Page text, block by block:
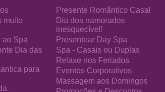
muito
ao Spa
Dia das
para
Presente Romântico Casal
Dia dos namorados
inesquecível!
Presentear Day Spa
Spa - Casais ou Duplas
Relaxe nos Feriados
Eventos Corporativos
Massagem aos Domingos